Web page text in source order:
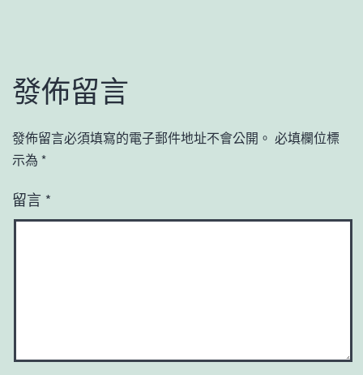
發佈留言
發佈留言必須填寫的電子郵件地址不會公開。 必填欄位標
示為 *
留言 *